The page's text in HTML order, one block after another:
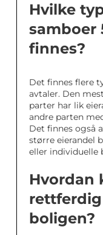
Hvilke
samboer
finnes?
Det finnes flere
avtaler. Den
parter har lik
andre parten
Det finnes også
større eierandel
eller individuelle
Hvordan
boligen?